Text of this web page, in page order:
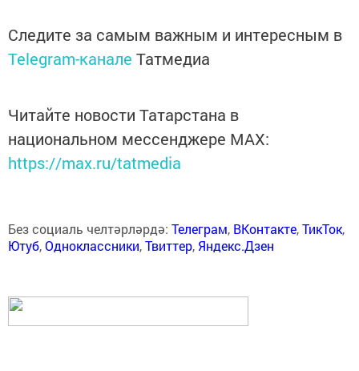
Следите за самым важным и интересным в
Telegram-канале Татмедиа
Читайте новости Татарстана в
национальном мессенджере MАХ:
https://max.ru/tatmedia
Без социаль челтәрләрдә: Телеграм, ВКонтакте,ТикТок,
Ютуб,Одноклассники,Твиттер, Яндекс.Дзен